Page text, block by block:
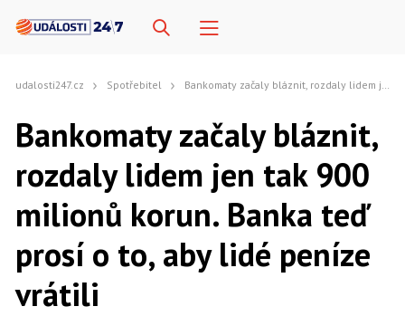
udalosti247.cz Spotřebitel Bankomaty začaly bláznit, rozdaly lidem jen tak 900 milionů korun. Banka teď prosí o to, aby lidé peníze vrátili
Bankomaty začaly bláznit,
rozdaly lidem jen tak 900
milionů korun. Banka teď
prosí o to, aby lidé peníze
vrátili